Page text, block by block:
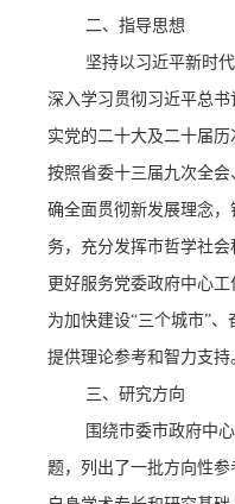
二、指导思想
坚持以习近平新时
深入学习贯彻习近平总
实党的二十大及二十届历
按照省委十三届九次全
确全面贯彻新发展理念
务，充分发挥市哲学社会
更好服务党委政府中心工
为加快建设“三个城市”
提供理论参考和智力支持
三、研究方向
围绕市委市政府中
题，列出了一批方向性参